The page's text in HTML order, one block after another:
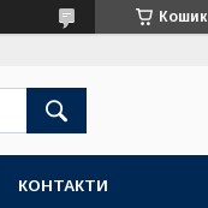
Кошик
КОНТАКТИ